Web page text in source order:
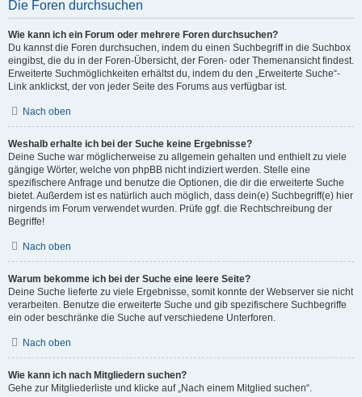
Die Foren durchsuchen
Wie kann ich ein Forum oder mehrere Foren durchsuchen?
Du kannst die Foren durchsuchen, indem du einen Suchbegriff in die Suchbox
eingibst, die du in der Foren-Übersicht, der Foren- oder Themenansicht findest.
Erweiterte Suchmöglichkeiten erhältst du, indem du den „Erweiterte Suche“-
Link anklickst, der von jeder Seite des Forums aus verfügbar ist.
Nach oben
Weshalb erhalte ich bei der Suche keine Ergebnisse?
Deine Suche war möglicherweise zu allgemein gehalten und enthielt zu viele
gängige Wörter, welche von phpBB nicht indiziert werden. Stelle eine
spezifischere Anfrage und benutze die Optionen, die dir die erweiterte Suche
bietet. Außerdem ist es natürlich auch möglich, dass dein(e) Suchbegriff(e) hier
nirgends im Forum verwendet wurden. Prüfe ggf. die Rechtschreibung der
Begriffe!
Nach oben
Warum bekomme ich bei der Suche eine leere Seite?
Deine Suche lieferte zu viele Ergebnisse, somit konnte der Webserver sie nicht
verarbeiten. Benutze die erweiterte Suche und gib spezifischere Suchbegriffe
ein oder beschränke die Suche auf verschiedene Unterforen.
Nach oben
Wie kann ich nach Mitgliedern suchen?
Gehe zur Mitgliederliste und klicke auf „Nach einem Mitglied suchen“.